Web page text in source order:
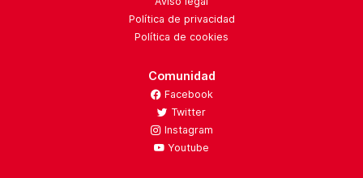
Política de privacidad
Política de cookies
Comunidad
Facebook
Twitter
Instagram
Youtube